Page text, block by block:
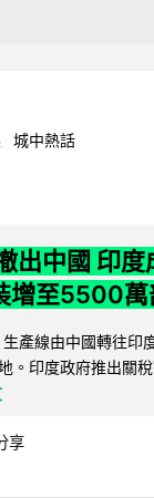
城中熱話
出中國 印度
增至5500萬
產線由中國轉往印
。印度政府推出關
享